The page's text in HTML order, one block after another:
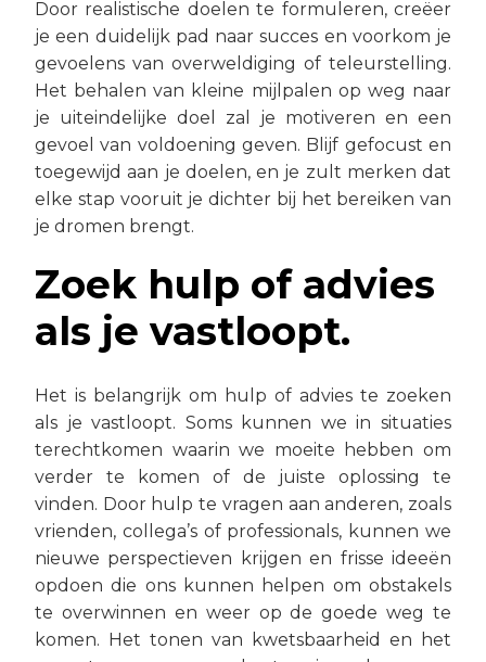
Door realistische doelen te formuleren, creëer
je een duidelijk pad naar succes en voorkom je
gevoelens van overweldiging of teleurstelling.
Het behalen van kleine mijlpalen op weg naar
je uiteindelijke doel zal je motiveren en een
gevoel van voldoening geven. Blijf gefocust en
toegewijd aan je doelen, en je zult merken dat
elke stap vooruit je dichter bij het bereiken van
je dromen brengt.
Zoek hulp of advies
als je vastloopt.
Het is belangrijk om hulp of advies te zoeken
als je vastloopt. Soms kunnen we in situaties
terechtkomen waarin we moeite hebben om
verder te komen of de juiste oplossing te
vinden. Door hulp te vragen aan anderen, zoals
vrienden, collega’s of professionals, kunnen we
nieuwe perspectieven krijgen en frisse ideeën
opdoen die ons kunnen helpen om obstakels
te overwinnen en weer op de goede weg te
komen. Het tonen van kwetsbaarheid en het